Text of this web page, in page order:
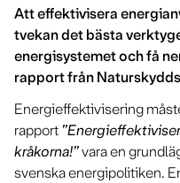
Att effektivisera
tvekan det bästa
energisystemet och få
rapport från
Energieffektivisering
rapport
kråkorna!”vara en
svenska energipolitiken.